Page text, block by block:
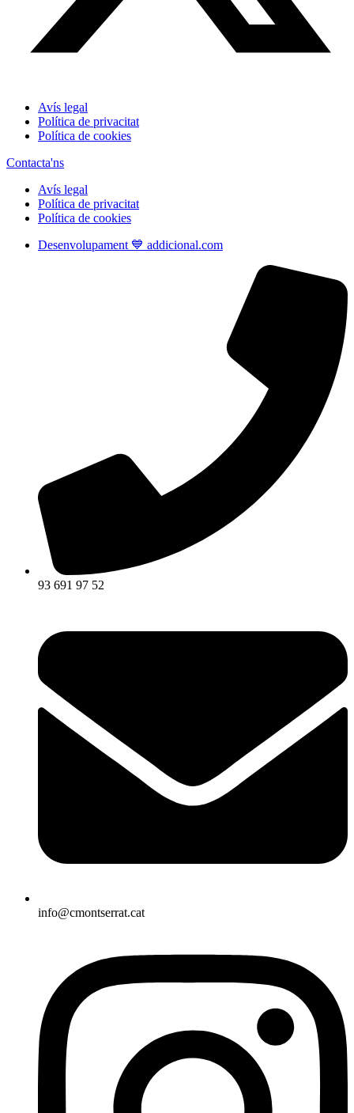
Avís legal
Política de privacitat
Política de cookies
Contacta'ns
Avís legal
Política de privacitat
Política de cookies
Desenvolupament 💙 addicional.com
93 691 97 52
info@cmontserrat.cat